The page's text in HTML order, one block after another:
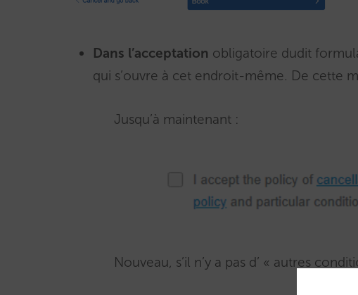
Dans l’acceptation obligatoire dudit
qui s’ouvre à cet endroit-même. De cette
Jusqu’à maintenant :
Nouveau, s’il n’y a pas d’ « autres